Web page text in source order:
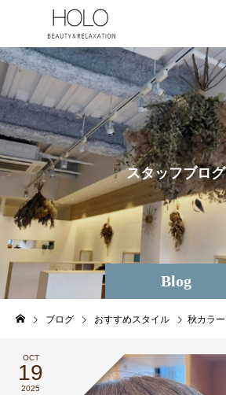
Blog
スタッフブログ
ブログ おすすめスタイル 秋カラー
OCT
19
2025